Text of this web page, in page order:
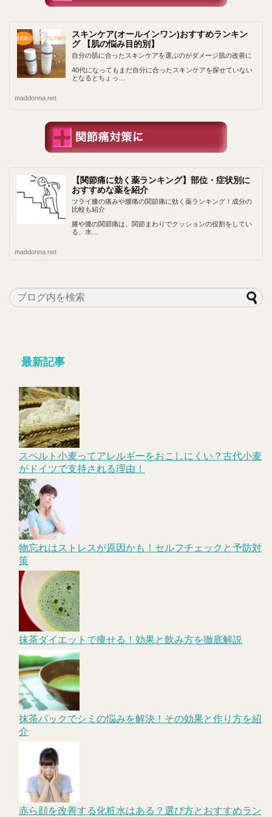
スキンケア(オールインワン)おすすめランキン
グ 【肌の悩み目的別】
自分の肌に合ったスキンケアを選ぶのがダメージ肌の改善に
40代になってもまだ自分に合ったスキンケアを探せていない
となるとちょっ…
maddonna.net
【関節痛に効く薬ランキング】部位・症状別に
おすすめな薬を紹介
ツライ膝の痛みや腰痛の関節痛に効く薬ランキング！成分の
比較も紹介
膝や腰の関節痛は、関節まわりでクッションの役割をしてい
る、水…
maddonna.net
最新記事
スペルト小麦ってアレルギーをおこしにくい？古代小麦
がドイツで支持される理由！
物忘れはストレスが原因かも！セルフチェックと予防対
策
抹茶ダイエットで痩せる！効果と飲み方を徹底解説
抹茶パックでシミの悩みを解決！その効果と作り方を紹
介
赤ら顔を改善する化粧水はある？選び方とおすすめラン